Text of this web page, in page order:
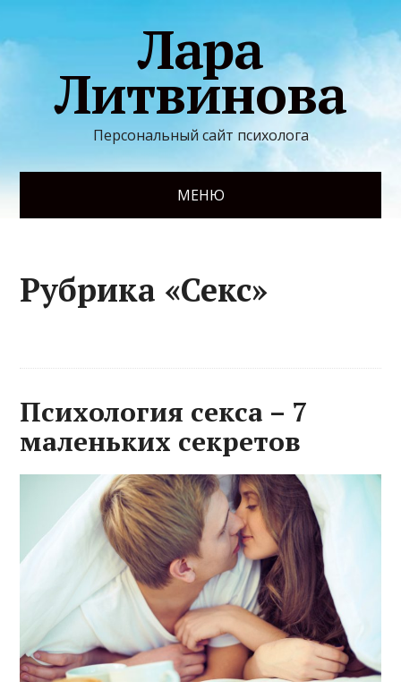
Лара
Литвинова
Персональный сайт психолога
МЕНЮ
Рубрика «Секс»
Психология секса – 7
маленьких секретов